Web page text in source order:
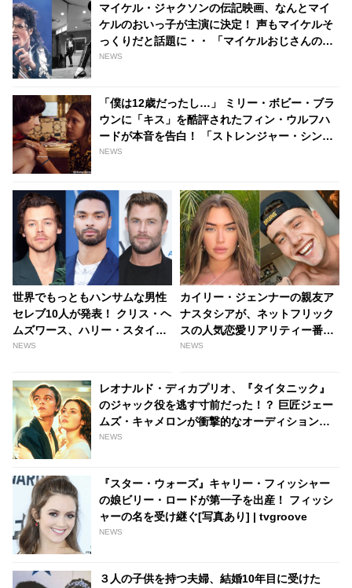
マイケル・ジャクソンの伝記映画、なんとマイ
ケルのおいっ子が主演に決定！ 声もマイケルそ
っくりだと話題に・・ 「マイケルおじさんの物
語に命を吹き込むことができて光栄」[動画あり]
NEWS
「僕は12歳だったし…」 ミリー・ボビー・ブラ
ウンに「キス」を酷評されたフィン・ウルフハ
ードが本音を告白！ 「ストレンジャー・シング
ス」での初々しいキスシーンをふり返る［動画
NEWS
世界でもっともハンサムな男性
セレブ10人が発表！ クリス・ヘ
ムズワース、ハリー・スタイル
ズをおさえ、みごと１位に輝い
優！ 黄金比一致率はなんと93％
超え - tvgroove
NEWS
カイリー・ジェンナーの親友ア
ナスタシアが、ネットフリック
スの人気恋愛リアリティー番組
「ザ・ジレンマ: もうガマンで
ファンたちがそう予想する理由
とは[写真あり] | tvgroove
NEWS
レオナルド・ディカプリオ、『タイタニック』
のジャック役を逃す寸前だった！？ 巨匠ジェー
ムズ・キャメロンが衝撃的なオーディション秘
話を告白・・ 「セリフ合わせを撮影させてもら
NEWS
『スター・ウォーズ』キャリー・フィッシャー
の娘ビリー・ロードが第一子を出産！ フィッシ
ャーの名を受け継ぐ[写真あり] | tvgroove
NEWS
３人の子供を持つ夫婦、結婚10年目に受けた